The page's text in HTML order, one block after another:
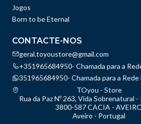
Jogos
Born to be Eternal
CONTACTE-NOS
geral.toyoustore@gmail.com
+351965684950- Chamada para a
351965684950- Chamada para a Rede
TOyou - Store
Rua da Paz Nº 263, Vida Sobrenatural
3800-587 CACIA -
Aveiro - Portugal